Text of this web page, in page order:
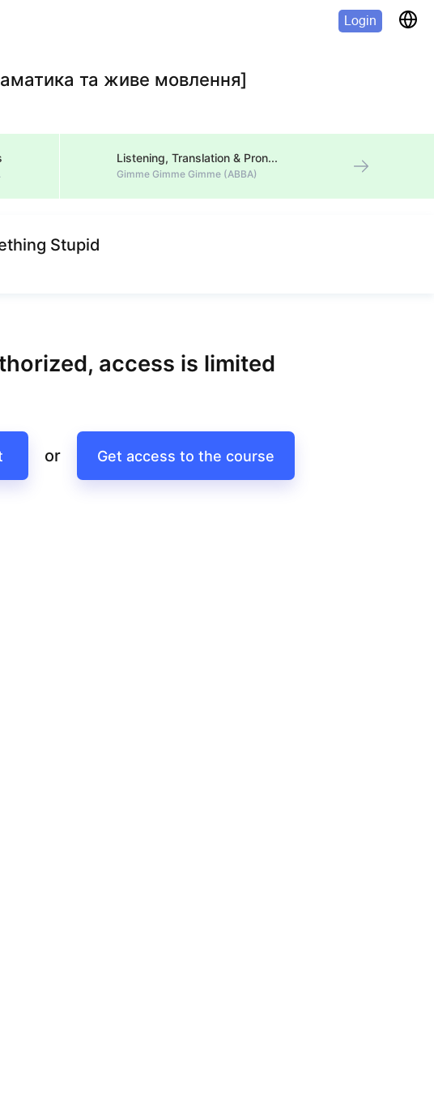
Login
та живе мовлення]
Listening, Translation & Pronunciation
Gimme Gimme Gimme (ABBA)
Stupid
access is limited
or Get access to the course